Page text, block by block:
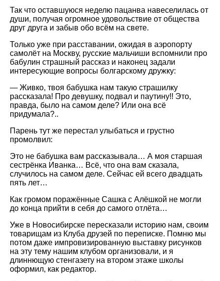
Так что оставшуюся неделю пацанва навеселилась от
души, получая огромное удовольствие от общества
друг друга и забыв обо всём на свете.
Только уже при расставании, ожидая в аэропорту
самолёт на Москву, русские мальчиши вспомнили про
бабулин страшный рассказ и наконец задали
интересующие вопросы болгарскому дружку:
— Живко, твоя бабушка нам такую страшилку
рассказала! Про девушку, подвал и паутину!! Это,
правда, было на самом деле? Или она всё
придумала?..
Парень тут же перестал улыбаться и грустно
промолвил:
Это не бабушка вам рассказывала… А моя старшая
сестрёнка Иванка… Всё, что она вам сказала,
случилось на самом деле. Сейчас ей всего двадцать
пять лет…
Как громом поражённые Сашка с Алёшкой не могли
до конца прийти в себя до самого отлёта…
Уже в Новосибирске пересказали историю нам, своим
товарищам из Клуба друзей по переписке. Помню мы
потом даже импровизированную выставку рисунков
на эту тему нашим клубом организовали, и я
длиннющую стенгазету на втором этаже школы
оформил, как редактор.